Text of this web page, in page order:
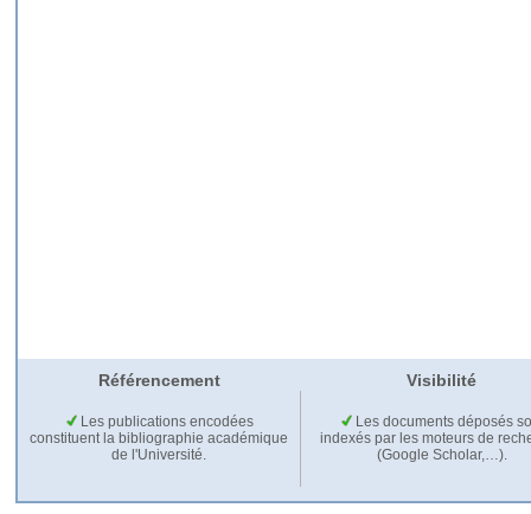
Référencement Visibilité
Les publications encodées
constituent la bibliographie académique
de l'Université.
Les documents déposés
indexés par les moteurs de
(Google Scholar,…).